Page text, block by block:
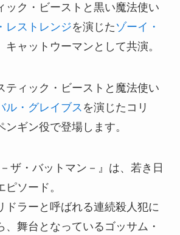
ック・ビーストと黒い魔法使い
レストレンジを演じたゾーイ・
キャットウーマンとして共演。
ティック・ビーストと魔法使い
ル・グレイブス を演じたコリ
ンギン役で登場します。
ザ・バットマン－』は、若き日
ソード。
ドラーと呼ばれる連続殺人犯に
、舞台となっているゴッサム・